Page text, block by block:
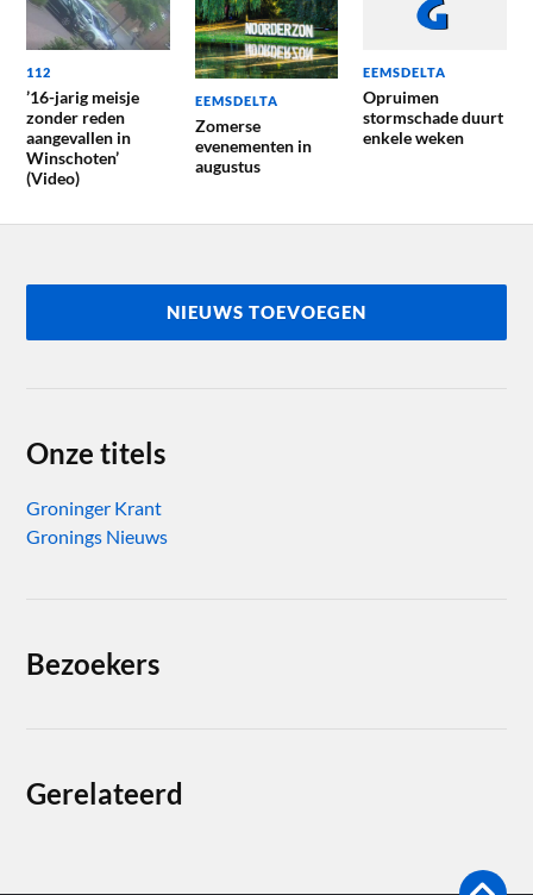
112
’16-jarig meisje
zonder reden
aangevallen in
Winschoten’
(Video)
EEMSDELTA
Zomerse
evenementen in
augustus
EEMSDELTA
Opruimen
stormschade duurt
enkele weken
NIEUWS TOEVOEGEN
Onze titels
Groninger Krant
Gronings Nieuws
Bezoekers
Gerelateerd